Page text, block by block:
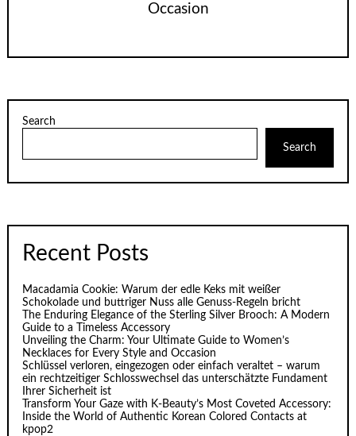
Occasion
Search
Search
Recent Posts
Macadamia Cookie: Warum der edle Keks mit weißer
Schokolade und buttriger Nuss alle Genuss-Regeln bricht
The Enduring Elegance of the Sterling Silver Brooch: A Modern
Guide to a Timeless Accessory
Unveiling the Charm: Your Ultimate Guide to Women’s
Necklaces for Every Style and Occasion
Schlüssel verloren, eingezogen oder einfach veraltet – warum
ein rechtzeitiger Schlosswechsel das unterschätzte Fundament
Ihrer Sicherheit ist
Transform Your Gaze with K‑Beauty’s Most Coveted Accessory:
Inside the World of Authentic Korean Colored Contacts at
kpop2